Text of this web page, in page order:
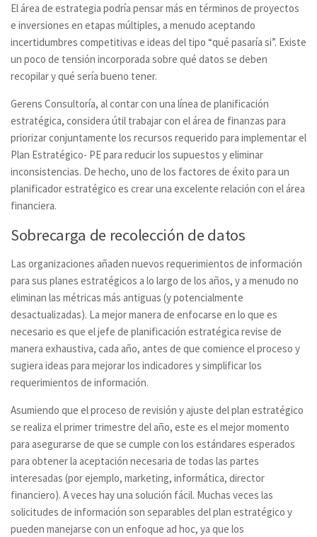
El área de estrategia podría pensar más en términos de proyectos
e inversiones en etapas múltiples, a menudo aceptando
incertidumbres competitivas e ideas del tipo “qué pasaría si”. Existe
un poco de tensión incorporada sobre qué datos se deben
recopilar y qué sería bueno tener.
Gerens Consultoría, al contar con una línea de planificación
estratégica, considera útil trabajar con el área de finanzas para
priorizar conjuntamente los recursos requerido para implementar el
Plan Estratégico- PE para reducir los supuestos y eliminar
inconsistencias. De hecho, uno de los factores de éxito para un
planificador estratégico es crear una excelente relación con el área
financiera.
Sobrecarga de recolección de datos
Las organizaciones añaden nuevos requerimientos de información
para sus planes estratégicos a lo largo de los años, y a menudo no
eliminan las métricas más antiguas (y potencialmente
desactualizadas). La mejor manera de enfocarse en lo que es
necesario es que el jefe de planificación estratégica revise de
manera exhaustiva, cada año, antes de que comience el proceso y
sugiera ideas para mejorar los indicadores y simplificar los
requerimientos de información.
Asumiendo que el proceso de revisión y ajuste del plan estratégico
se realiza el primer trimestre del año, este es el mejor momento
para asegurarse de que se cumple con los estándares esperados
para obtener la aceptación necesaria de todas las partes
interesadas (por ejemplo, marketing, informática, director
financiero). A veces hay una solución fácil. Muchas veces las
solicitudes de información son separables del plan estratégico y
pueden manejarse con un enfoque ad hoc, ya que los